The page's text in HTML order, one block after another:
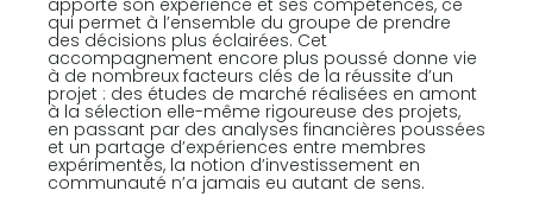
qui permet à l’ensemble du groupe de prendre
des décisions plus éclairées. Cet
accompagnement encore plus poussé donne vie
à de nombreux facteurs clés de la réussite d’un
projet : des études de marché réalisées en amont
à la sélection elle-même rigoureuse des projets,
en passant par des analyses financières poussées
et un partage d’expériences entre membres
expérimentés, la notion d’investissement en
communauté n’a jamais eu autant de sens.